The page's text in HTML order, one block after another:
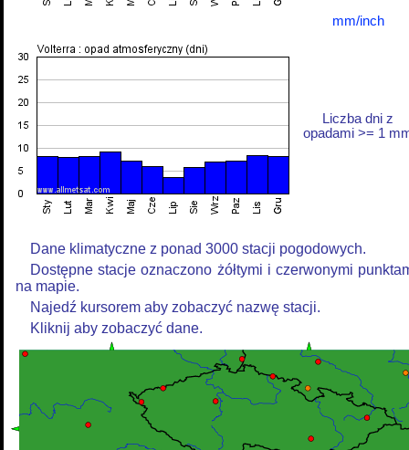
mm/inch
Liczba dni z
opadami >= 1
Dane klimatyczne z ponad 3000 stacji pogodowych.
Dostępne stacje oznaczono żółtymi i czerwonymi
na mapie.
Najedź kursorem aby zobaczyć nazwę stacji.
Kliknij aby zobaczyć dane.